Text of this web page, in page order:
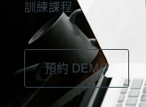
訓練課程
預約 DEMO